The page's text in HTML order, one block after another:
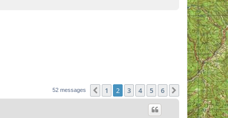
52 messages Précédente
1 2 3 4 5 6 Suivante